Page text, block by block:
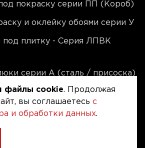
покраску серии ПП (Короб)
и оклейку обоями серии У
плитку - Серия ЛПВК
серии A (сталь / присоска)
серии ФЛЮР
по индивидуальным размерам
невидимки - Серия АЛР
файлы cookie. Продолжая
вы соглашаетесь с
и обработки данных.